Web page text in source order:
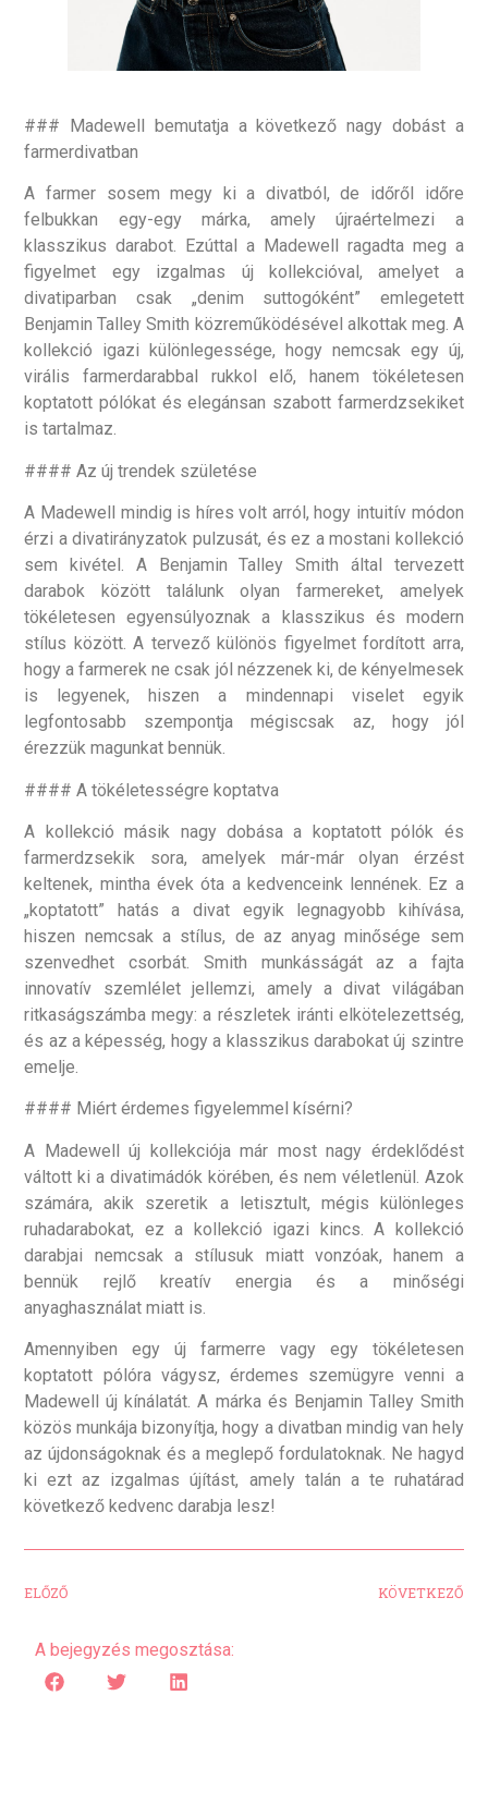
### Madewell bemutatja a következő nagy dobást a
farmerdivatban
A farmer sosem megy ki a divatból, de időről időre
felbukkan egy-egy márka, amely újraértelmezi a
klasszikus darabot. Ezúttal a Madewell ragadta meg a
figyelmet egy izgalmas új kollekcióval, amelyet a
divatiparban csak „denim suttogóként” emlegetett
Benjamin Talley Smith közreműködésével alkottak meg. A
kollekció igazi különlegessége, hogy nemcsak egy új,
virális farmerdarabbal rukkol elő, hanem tökéletesen
koptatott pólókat és elegánsan szabott farmerdzsekiket
is tartalmaz.
#### Az új trendek születése
A Madewell mindig is híres volt arról, hogy intuitív módon
érzi a divatirányzatok pulzusát, és ez a mostani kollekció
sem kivétel. A Benjamin Talley Smith által tervezett
darabok között találunk olyan farmereket, amelyek
tökéletesen egyensúlyoznak a klasszikus és modern
stílus között. A tervező különös figyelmet fordított arra,
hogy a farmerek ne csak jól nézzenek ki, de kényelmesek
is legyenek, hiszen a mindennapi viselet egyik
legfontosabb szempontja mégiscsak az, hogy jól
érezzük magunkat bennük.
#### A tökéletességre koptatva
A kollekció másik nagy dobása a koptatott pólók és
farmerdzsekik sora, amelyek már-már olyan érzést
keltenek, mintha évek óta a kedvenceink lennének. Ez a
„koptatott” hatás a divat egyik legnagyobb kihívása,
hiszen nemcsak a stílus, de az anyag minősége sem
szenvedhet csorbát. Smith munkásságát az a fajta
innovatív szemlélet jellemzi, amely a divat világában
ritkaságszámba megy: a részletek iránti elkötelezettség,
és az a képesség, hogy a klasszikus darabokat új szintre
emelje.
#### Miért érdemes figyelemmel kísérni?
A Madewell új kollekciója már most nagy érdeklődést
váltott ki a divatimádók körében, és nem véletlenül. Azok
számára, akik szeretik a letisztult, mégis különleges
ruhadarabokat, ez a kollekció igazi kincs. A kollekció
darabjai nemcsak a stílusuk miatt vonzóak, hanem a
bennük rejlő kreatív energia és a minőségi
anyaghasználat miatt is.
Amennyiben egy új farmerre vagy egy tökéletesen
koptatott pólóra vágysz, érdemes szemügyre venni a
Madewell új kínálatát. A márka és Benjamin Talley Smith
közös munkája bizonyítja, hogy a divatban mindig van hely
az újdonságoknak és a meglepő fordulatoknak. Ne hagyd
ki ezt az izgalmas újítást, amely talán a te ruhatárad
következő kedvenc darabja lesz!
ELŐZŐ KÖVETKEZŐ
A bejegyzés megosztása: